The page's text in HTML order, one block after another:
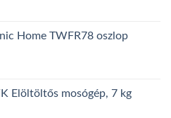
Home TWFR78 oszlop
Elöltöltős mosógép, 7 kg